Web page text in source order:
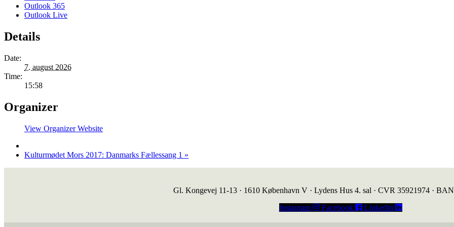
Outlook 365
Outlook Live
Details
Date:
7. august 2026
Time:
15:58
Organizer
View Organizer Website
Kulturmødet Mors 2017: Danmarks Fællessang 1 »
Gl. Kongevej 11-13 · 1610 København V · Lydens Hus 4. sal · CVR 35921974 ·
Instagram
Facebook Linkedin